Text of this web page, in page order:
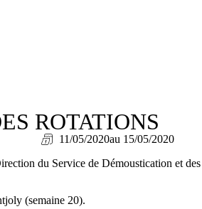
ROTATIONS
11/05/2020au 15/05/2020
du Service de Démoustication et
(semaine 20).